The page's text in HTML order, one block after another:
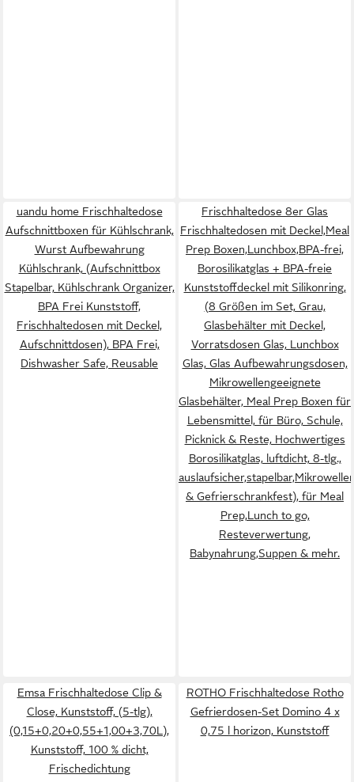
uandu home Frischhaltedose
Aufschnittboxen für Kühlschrank,
Wurst Aufbewahrung
Kühlschrank, (Aufschnittbox
Stapelbar, Kühlschrank Organizer,
BPA Frei Kunststoff,
Frischhaltedosen mit Deckel,
Aufschnittdosen), BPA Frei,
Dishwasher Safe, Reusable
Frischhaltedose 8er Glas
Frischhaltedosen mit Deckel,Meal
Prep Boxen,Lunchbox,BPA-frei,
Borosilikatglas + BPA-freie
Kunststoffdeckel mit Silikonring,
(8 Größen im Set, Grau,
Glasbehälter mit Deckel,
Vorratsdosen Glas, Lunchbox
Glas, Glas Aufbewahrungsdosen,
Mikrowellengeeignete
Glasbehälter, Meal Prep Boxen für
Lebensmittel, für Büro, Schule,
Picknick & Reste, Hochwertiges
Borosilikatglas, luftdicht, 8-tlg.,
& Gefrierschrankfest), für Meal
Prep,Lunch to go,
Resteverwertung,
Babynahrung,Suppen & mehr.
Emsa Frischhaltedose Clip &
Close, Kunststoff, (5-tlg),
(0,15+0,20+0,55+1,00+3,70L),
Kunststoff, 100 % dicht,
Frischedichtung
ROTHO Frischhaltedose Rotho
Gefrierdosen-Set Domino 4 x
0,75 l horizon, Kunststoff